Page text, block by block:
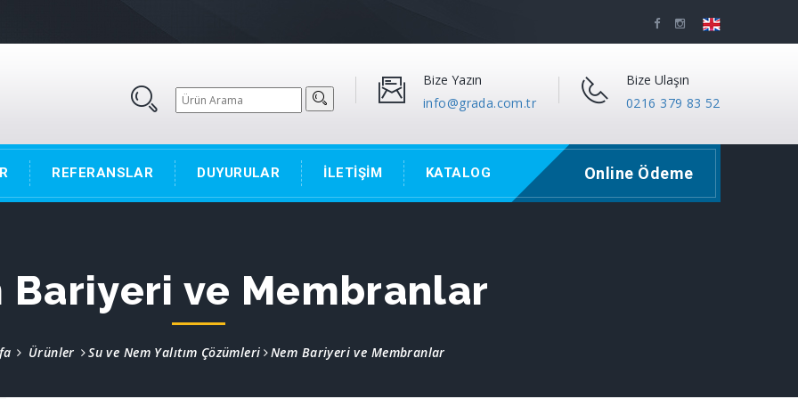
Bize Yazın
info@grada.com.tr
Bize Ulaşın
0216 379 83 52
REFERANSLAR DUYURULAR İLETİŞİM KATALOG Online Ödeme
Bariyeri ve Membranlar
Ürünler Su ve Nem Yalıtım Çözümleri Nem Bariyeri ve Membranlar